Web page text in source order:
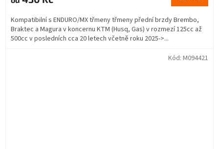
Kompatibilní s ENDURO/MX třmeny třmeny přední brzdy Brembo,
Braktec a Magura v koncernu KTM (Husq, Gas) v rozmezí 125cc až
500cc v posledních cca 20 letech včetně roku 2025->...
Kód: M094421